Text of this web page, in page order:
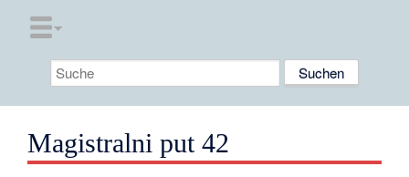
Magistralni put 42